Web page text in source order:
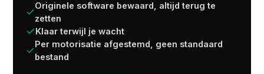
Originele software bewaard, altijd terug te
zetten
Klaar terwijl je wacht
Per motorisatie afgestemd, geen standaard
bestand